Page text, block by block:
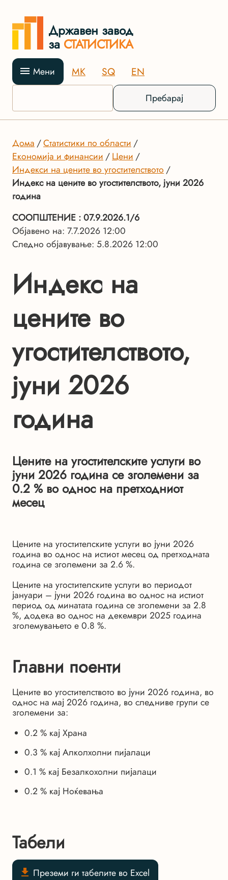
Државен завод
за СТАТИСТИКА
Мени MK SQ EN
Пребарај
Дома
Статистики по области
Економија и финансии
Цени
Индекси на цените во угостителството
Индекс на цените во угостителството, јуни 2026
година
СООПШТЕНИЕ : 07.9.2026.1/6
Објавено на: 7.7.2026 12:00
Следно објавување: 5.8.2026 12:00
Индекс на
цените во
угостителството,
јуни 2026
година
Цените на угостителските услуги во
јуни 2026 година се зголемени за
0.2 % во однос на претходниот
месец
Цените на угостителските услуги во јуни 2026
година во однос на истиот месец од претходната
година се зголемени за 2.6 %.
Цените на угостителските услуги во периодот
јануари – јуни 2026 година во однос на истиот
период од минатата година се зголемени за 2.8
%, додека во однос на декември 2025 година
зголемувањето е 0.8 %.
Главни поенти
Цените во угостителството во јуни 2026 година, во
однос на мај 2026 година, во следниве групи се
зголемени за:
0.2 % кај Храна
0.3 % кај Алколхолни пијалаци
0.1 % кај Безалкохолни пијалаци
0.2 % кај Ноќевања
Табели
Преземи ги табелите во Excel